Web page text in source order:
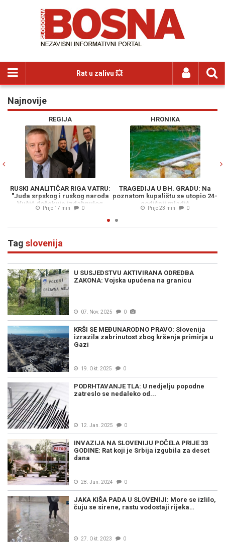
Rat u zalivu 💥
Najnovije
REGIJA
RUSKI ANALITIČAR RIGA VATRU:
"Juda srpskog i ruskog naroda
Vučić dočekuje izdahnulog
'predsjednika' Zelenskog u
Prije 17 min 0
HRONIKA
TRAGEDIJA U BH. GRADU: Na
poznatom kupalištu se utopio 24-
godišnji mladić
Prije 23 min 0
Tag slovenija
U SUSJEDSTVU AKTIVIRANA ODREDBA
ZAKONA: Vojska upućena na granicu
07. Nov. 2025 0
KRŠI SE MEĐUNARODNO PRAVO: Slovenija
izrazila zabrinutost zbog kršenja primirja u
Gazi
19. Okt. 2025 0
PODRHTAVANJE TLA: U nedjelju popodne
zatreslo se nedaleko od...
12. Jan. 2025 0
INVAZIJA NA SLOVENIJU POČELA PRIJE 33
GODINE: Rat koji je Srbija izgubila za deset
dana
28. Jun. 2024 0
JAKA KIŠA PADA U SLOVENIJI: More se izlilo,
čuju se sirene, rastu vodostaji rijeka…
27. Okt. 2023 0